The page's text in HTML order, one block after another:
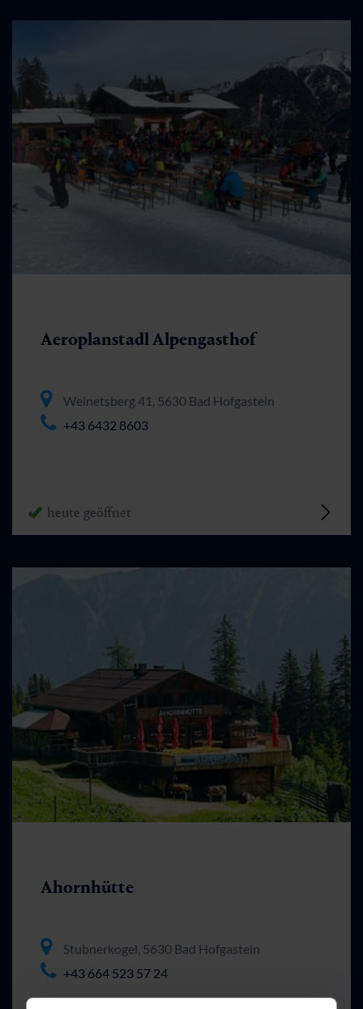
Aeroplanstadl Alpengasthof
Weinetsberg 41, 5630 Bad Hofgastein
+43 6432 8603
heute geöffnet
Ahornhütte
Stubnerkogel, 5630 Bad Hofgastein
+43 664 523 57 24